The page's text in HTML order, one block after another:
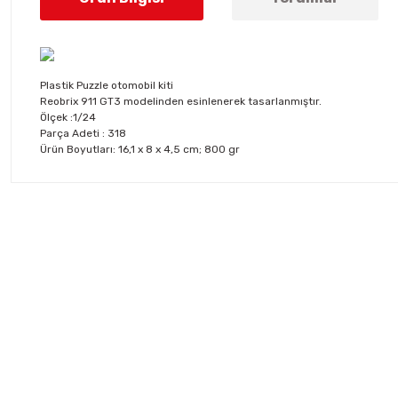
Plastik Puzzle otomobil kiti
Reobrix 911 GT3 modelinden esinlenerek tasarlanmıştır.
Ölçek :1/24
Parça Adeti : 318
Ürün Boyutları: ‎16,1 x 8 x 4,5 cm; 800 gr